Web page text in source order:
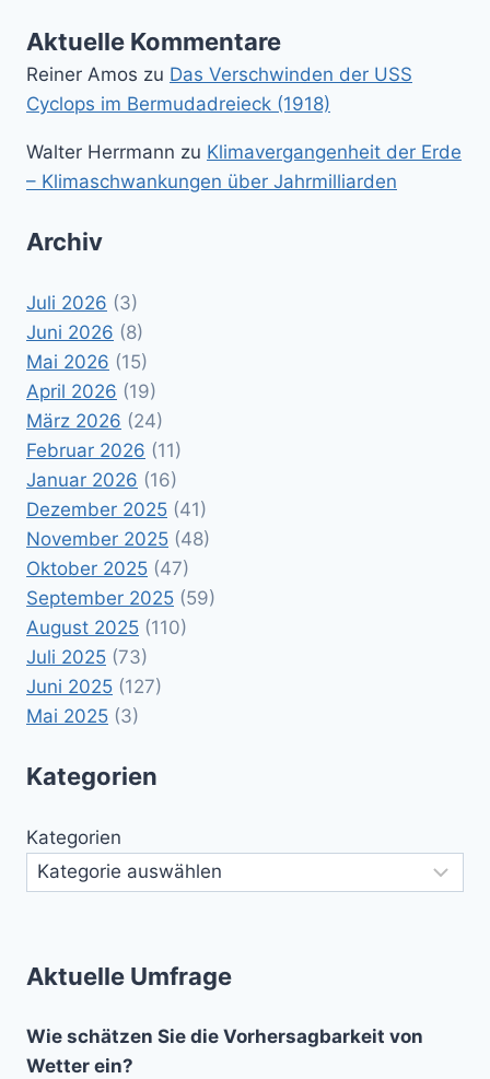
Aktuelle Kommentare
Reiner Amos zu Das Verschwinden der USS
Cyclops im Bermudadreieck (1918)
Walter Herrmann zu Klimavergangenheit der Erde
– Klimaschwankungen über Jahrmilliarden
Archiv
Juli 2026 (3)
Juni 2026 (8)
Mai 2026 (15)
April 2026 (19)
März 2026 (24)
Februar 2026 (11)
Januar 2026 (16)
Dezember 2025 (41)
November 2025 (48)
Oktober 2025 (47)
September 2025 (59)
August 2025 (110)
Juli 2025 (73)
Juni 2025 (127)
Mai 2025 (3)
Kategorien
Kategorien
Aktuelle Umfrage
Wie schätzen Sie die Vorhersagbarkeit von
Wetter ein?